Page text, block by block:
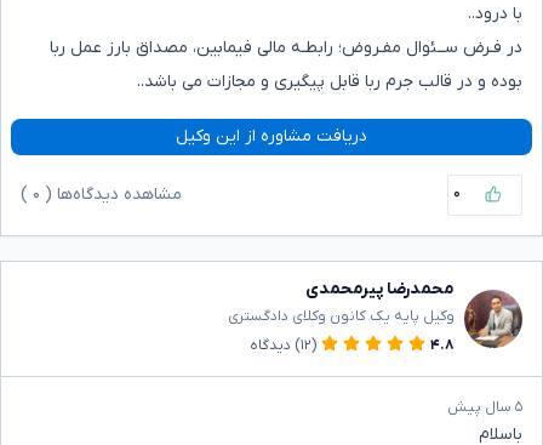
با درود..
در فـرض ســئوال مفـروض؛ رابطـه مالی فیمابین، مصداق بارز عمل ربا
بوده و در قالب جرم ربا قابل پیگیری و مجازات می باشد..
دریافت مشاوره از این وکیل
۰ مشاهده دیدگاه‌ها ( ۰
محمدرضا پیرمحمدی
وکیل پایه یک کانون وکلای دادگستری
۴.۸
(۱۲) دیدگاه
۵ سال پیش
باسلام